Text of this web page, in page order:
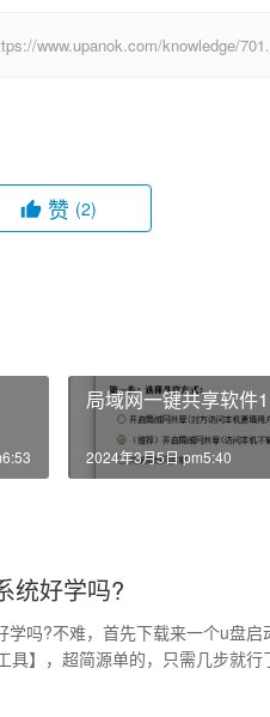
www.upanok.com/knowledge/
赞 (2)
局域网一键共享软件
2024年3月5日 pm5:40
统好学吗?
学吗?不难，首先下载来一个u盘
具】，超简源单的，只需几步就